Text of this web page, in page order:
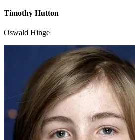
Timothy Hutton
Oswald Hinge